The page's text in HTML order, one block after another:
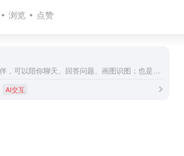
浏览 点赞
AI交互